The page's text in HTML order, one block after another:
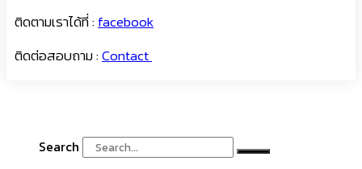
ติดตามเราได้ที่ :facebook
ติดต่อสอบถาม :Contact
Search